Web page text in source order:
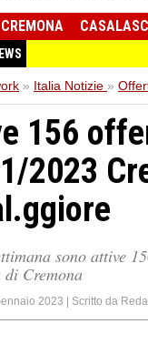
CREMONA
» Italia Notizie »
156
2023
sono attive
Cremona
2023 | Scritto da